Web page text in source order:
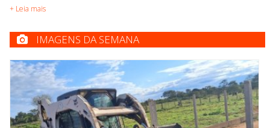
+ Leia mais
IMAGENS DA SEMANA